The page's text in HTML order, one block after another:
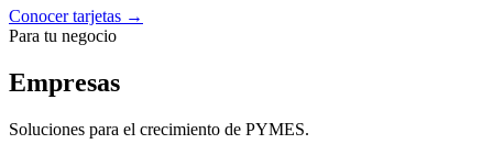
Conocer tarjetas →
Para tu negocio
Empresas
Soluciones para el crecimiento de PYMES.